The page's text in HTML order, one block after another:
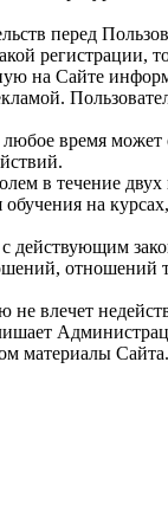
перед
регистрации,
на Сайте
время может
в течение двух
обучения на
отношений
влечет
материалы Сайта.